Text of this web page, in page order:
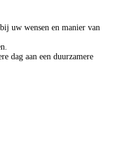
uw wensen en manier van
dag aan een duurzamere